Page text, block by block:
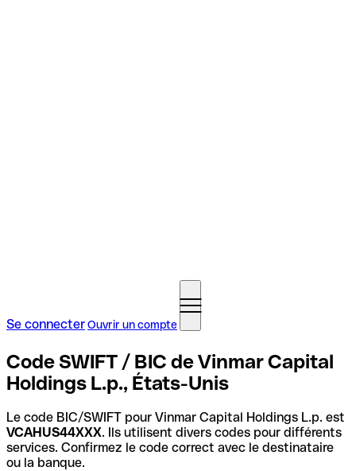
Se connecterOuvrir un compte
Code SWIFT / BIC de Vinmar Capital
Holdings L.p., États-Unis
Le code BIC/SWIFT pour Vinmar Capital Holdings L.p. est
VCAHUS44XXX. Ils utilisent divers codes pour différents
services. Confirmez le code correct avec le destinataire
ou la banque.